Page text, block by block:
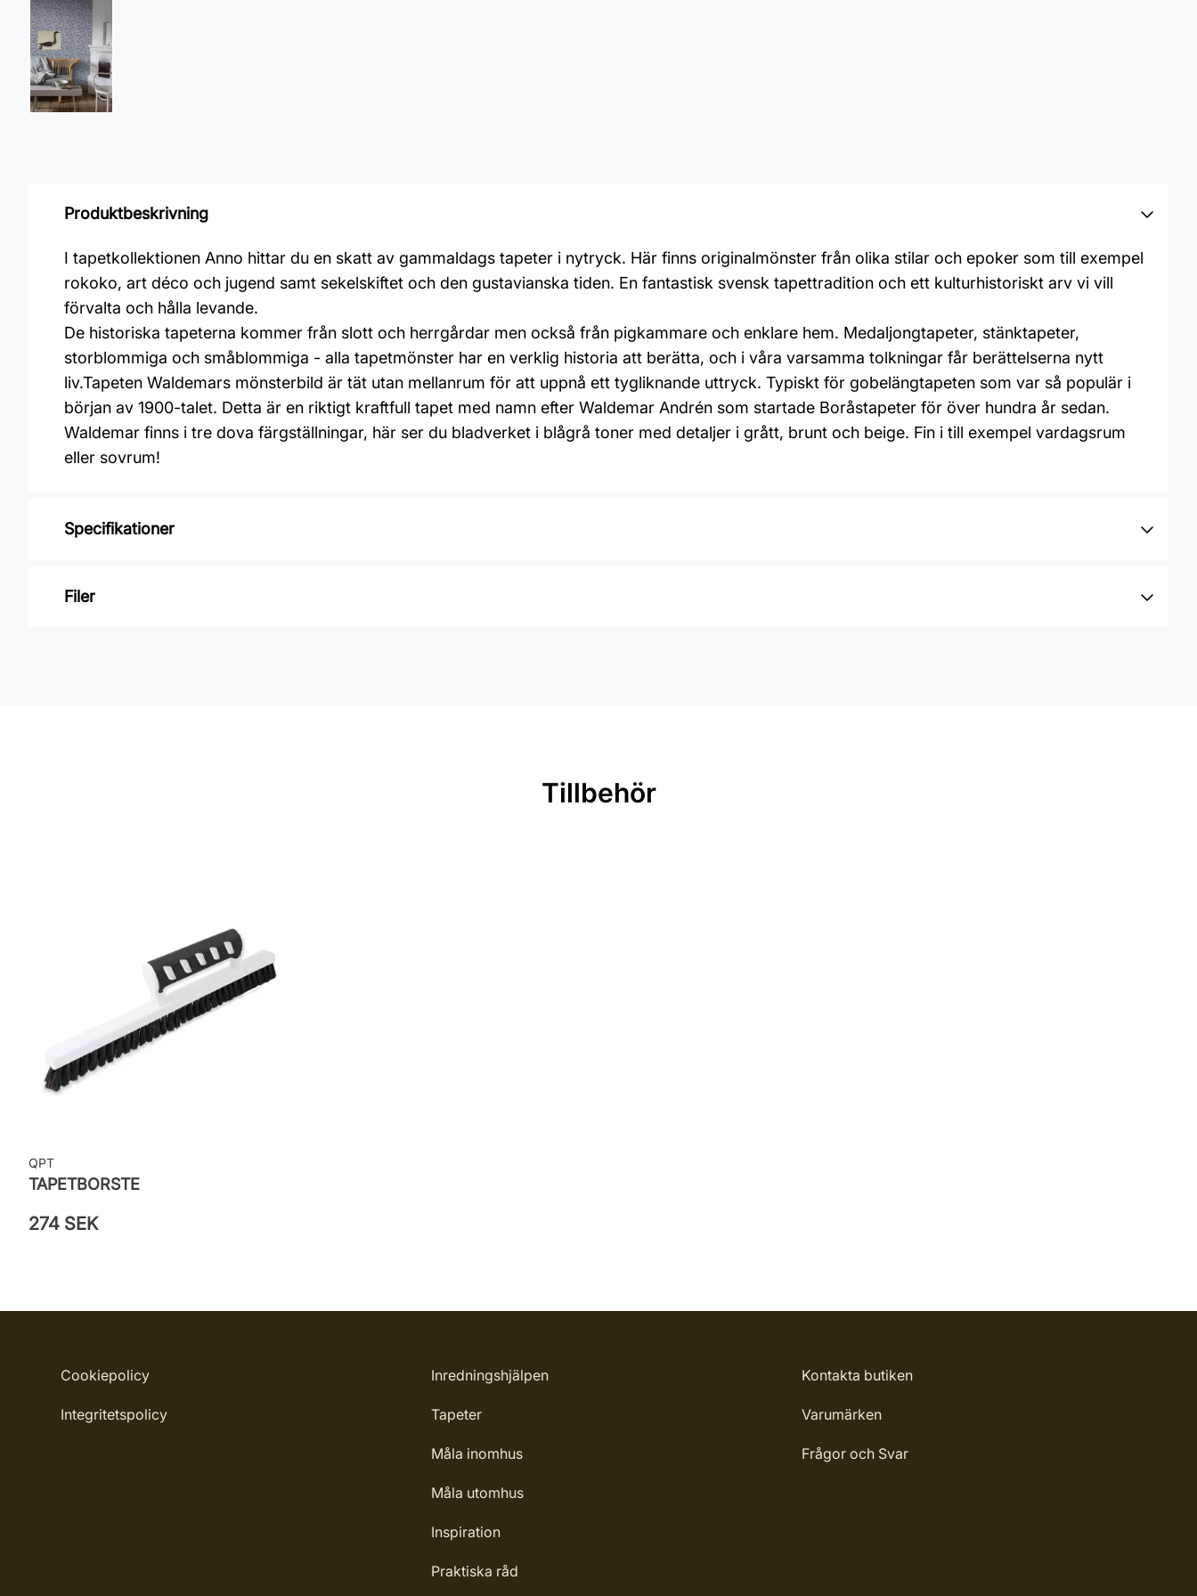
Produktbeskrivning
I tapetkollektionen Anno hittar du en skatt av gammaldags tapeter i nytryck. Här finns originalmönster från olika stilar och epoker som till exempel
rokoko, art déco och jugend samt sekelskiftet och den gustavianska tiden. En fantastisk svensk tapettradition och ett kulturhistoriskt arv vi vill
förvalta och hålla levande.
De historiska tapeterna kommer från slott och herrgårdar men också från pigkammare och enklare hem. Medaljongtapeter, stänktapeter,
storblommiga och småblommiga - alla tapetmönster har en verklig historia att berätta, och i våra varsamma tolkningar får berättelserna nytt
liv.Tapeten Waldemars mönsterbild är tät utan mellanrum för att uppnå ett tygliknande uttryck. Typiskt för gobelängtapeten som var så populär i
början av 1900-talet. Detta är en riktigt kraftfull tapet med namn efter Waldemar Andrén som startade Boråstapeter för över hundra år sedan.
Waldemar finns i tre dova färgställningar, här ser du bladverket i blågrå toner med detaljer i grått, brunt och beige. Fin i till exempel vardagsrum
eller sovrum!
Specifikationer
Varumärke: Boråstapeter
Filer
Tillbehör
QPT
TAPETBORSTE
274 SEK
Cookiepolicy
Integritetspolicy
Inredningshjälpen
Tapeter
Måla inomhus
Måla utomhus
Inspiration
Praktiska råd
Kontakta butiken
Varumärken
Frågor och Svar